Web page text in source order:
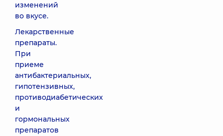
изменений
во вкусе.
Лекарственные
препараты.
При
приеме
антибактериальных,
гипотензивных,
противодиабетических
и
гормональных
препаратов